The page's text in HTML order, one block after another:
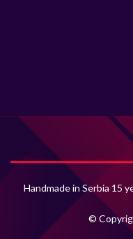
Handmade in Serbia 15
©